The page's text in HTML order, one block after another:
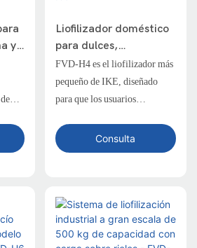
y
de
Liofilizador doméstico
para dulces,
mermeladas, frutas y
verduras - FVD-H4
FVD-H4 es el liofilizador más
pequeño de IKE, diseñado
para que los usuarios
caramelos gomosos,
mermeladas de frutas,
operar.
Consulta